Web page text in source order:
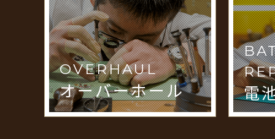
OVERHAUL
オーバーホール 電